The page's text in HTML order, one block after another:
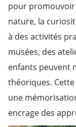
pour promouvoir
nature, la
à des activités
musées, des
enfants peuvent
théoriques.
une
encrage des